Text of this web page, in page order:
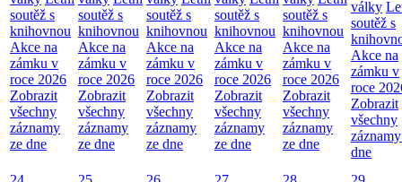
soutěž s
knihovnou
Akce na
zámku v
roce 2026
Zobrazit
všechny
záznamy
ze dne
soutěž s
knihovnou
Akce na
zámku v
roce 2026
Zobrazit
všechny
záznamy
ze dne
soutěž s
knihovnou
Akce na
zámku v
roce 2026
Zobrazit
všechny
záznamy
ze dne
soutěž s
knihovnou
Akce na
zámku v
roce 2026
Zobrazit
všechny
záznamy
ze dne
soutěž s
knihovnou
Akce na
zámku v
roce 2026
Zobrazit
všechny
záznamy
ze dne
války
soutěž s
Akce na
zámku v
roce
Zobrazit
všechny
dne